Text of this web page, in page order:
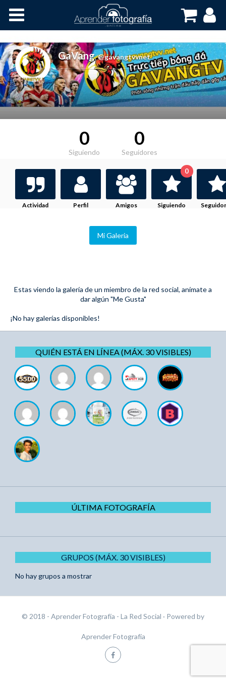
Cursos OnLine
GaVang,@gavangtvvnet
0
Siguiendo
0
Seguidores
Actividad Perfil Amigos Siguiendo
0
Mi Galeria
Estas viendo la galería de un miembro de la red social, anímate a
dar algún "Me Gusta"
¡No hay galerías disponibles!
QUIÉN ESTÁ EN LÍNEA (MÁX. 30 VISIBLES)
ÚLTIMA FOTOGRAFÍA
GRUPOS (MÁX. 30 VISIBLES)
No hay grupos a mostrar
© 2018 - Aprender Fotografía - La Red Social · Powered by
Aprender Fotografía